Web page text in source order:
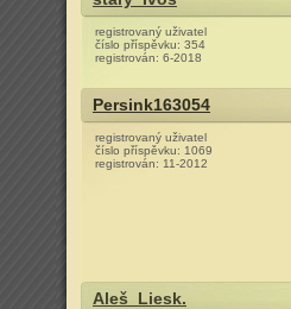
registrovaný uživatel
číslo příspěvku: 354
registrován: 6-2018
Persink163054
registrovaný uživatel
číslo příspěvku: 1069
registrován: 11-2012
Aleš_Liesk.